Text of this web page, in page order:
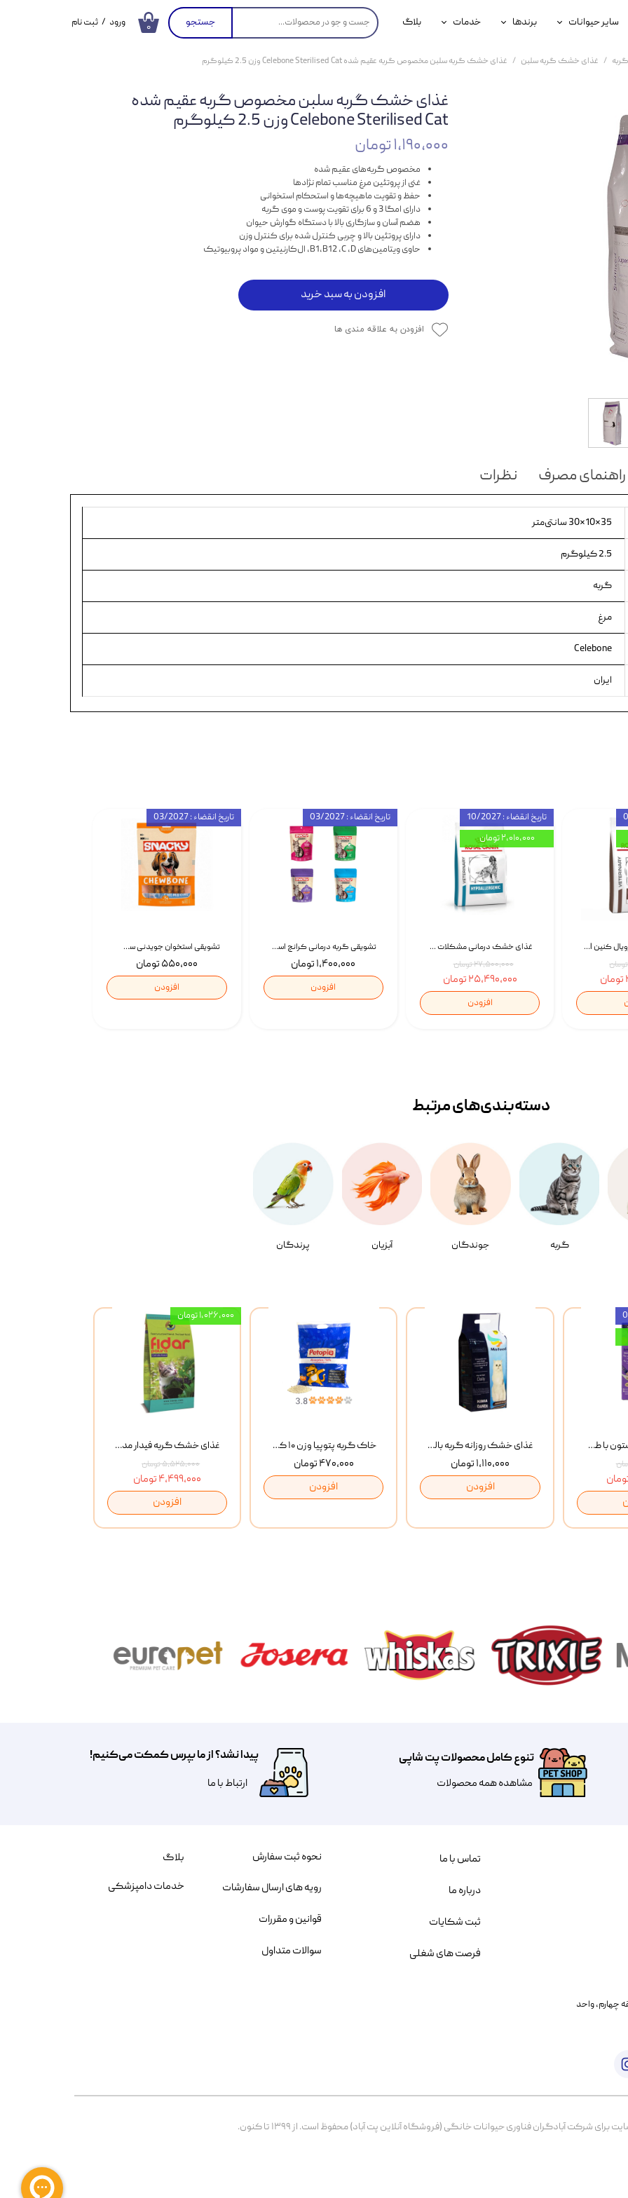
۰ جستجو
سگ
سایر حیوانات
محصولات پرندگان
برندها
جوسرا
خدمات
خدمات آنلاین دامپزشکی
بلاگ ورود / ثبت نام
غذای خشک گربه سلبن غذای خشک گربه سلبن مخصوص گربه عقیم شده Celebone Sterilised Cat وزن 2.5 کیلوگرم
غذای خشک گربه سلبن مخصوص گربه عقیم شده
Celebone Sterilised Cat وزن 2.5 کیلوگرم
۱,۱۹۰,۰۰۰ تومان
مخصوص گربه‌های عقیم شده
غنی از پروتئين مرغ مناسب تمام نژادها
حفظ و تقویت ماهیچه‌ها و استحکام استخوانی
دارای امگا 3 و 6 برای تقویت پوست و موی گربه
هضم آسان و سازگاری بالا با دستگاه گوارش حیوان
دارای پروتئین بالا و چربی کنترل شده برای کنترل وزن
حاوی ویتامین‌های B1،B12 ،C ،D، ال‌کارنیتین و مواد پروبیوتیک
افزودن به سبد خرید
افزودن به علاقه مندی ها
راهنمای مصرف نظرات
35×10×30 سانتی‌متر
2.5 کیلوگرم
گربه
مرغ
Celebone
ایران
تشویقی استخوان جویدنی سگ اسنکی کرانچی با طعم مرغ Snacky Crunchy Munchy وزن 100 گرم
۵۵۰,۰۰۰ تومان
افزودن
تاریخ انقضاء : 03/2027
تشویقی گربه درمانی کرانچ اسنکی با طعم میکس Snacky Crunch Cat Treats وزن 60 گرم بسته 4 عددی
۱,۴۰۰,۰۰۰ تومان
افزودن
تاریخ انقضاء : 03/2027
غذای خشک درمانی مشکلات گوارشی سگ رویال کنین Royal Canin Hypoallergenic وزن 7 کیلوگرم | پت استوک
۲۷,۵۰۰,۰۰۰ تومان
۲۵,۴۹۰,۰۰۰ تومان
افزودن
تاریخ انقضاء : 10/2027
۲,۰۱۰,۰۰۰ تومان
غذای خشک سگ رویال کنین Royal Canin Gastrointestinal وزن 7.5 کیلوگرم | پت استوک
گربه جوندگان آبزیان پرندگان
دسته‌بندی‌‌های مرتبط
غذای خشک گربه فیدار مدل Adult وزن 10 کیلوگرم
۵,۵۲۵,۰۰۰ تومان
۴,۴۹۹,۰۰۰ تومان
افزودن
۱,۰۲۶,۰۰۰ تومان
خاک گربه پتوپیا وزن ۱۰ کیلوگرم
۴۷۰,۰۰۰ تومان
افزودن
غذای خشک روزانه گربه بالغ مفید MoFeed Adult Daily Cat Food وزن 2 کیلوگرم
۱,۱۱۰,۰۰۰ تومان
افزودن
بستنی گربه وینستون با طعم مرغ و ماهی Winstone Chicken & Fish بسته 8 عددی
تنوع کامل محصولات پت شاپی
مشاهده همه محصولات
پیدا نشد؟ از ما بپرس کمکت می‌کنیم!
​​​ارتباط با ما
خیابان بنی هاشم پلاک ۲۰۲ ، طبقه چهارم، واحد
شرکت آبادگران فناوری حیوانات خانگی (فروشگاه آنلاین پت آباد) محفوظ است. از ۱۳۹۹ تا کنون.
نحوه ثبت سفارش
رویه های ارسال سفارشات
قوانین و مقررات
سوالات متداول
تماس با ما
درباره ما
ثبت شکایات
فرصت های شغلی
بلاگ
خدمات دامپزشکی